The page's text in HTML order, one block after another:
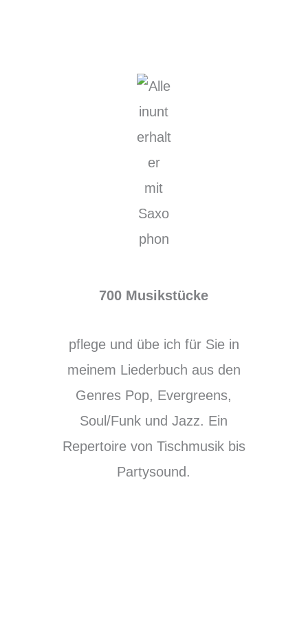
700 Musikstücke
pflege und übe ich für Sie in
meinem Liederbuch aus den
Genres Pop, Evergreens,
Soul/Funk und Jazz. Ein
Repertoire von Tischmusik bis
Partysound.